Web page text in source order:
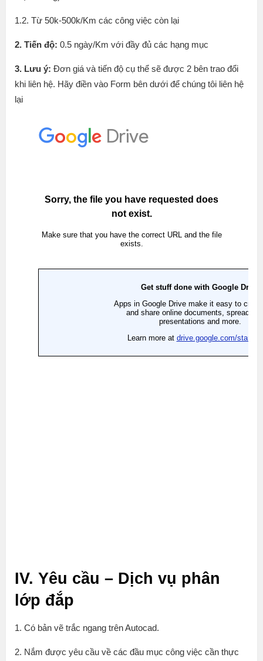
1.2. Từ 50k-500k/Km các công việc còn lại
2. Tiến độ: 0.5 ngày/Km với đầy đủ các hạng mục
3. Lưu ý: Đơn giá và tiến độ cụ thể sẽ được 2 bên trao đổi
khi liên hệ. Hãy điền vào Form bên dưới để chúng tôi liên hệ
lại
IV. Yêu cầu – Dịch vụ phân
lớp đắp
1. Có bản vẽ trắc ngang trên Autocad.
2. Nắm được yêu cầu về các đầu mục công việc cần thực